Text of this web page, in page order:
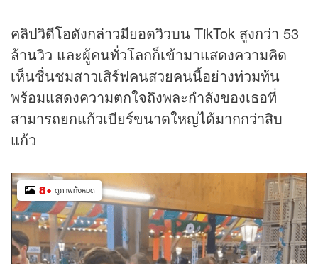
คลิปวิดีโอดังกล่าวมียอดวิวบน TikTok สูงกว่า 53
ล้านวิว และผู้คนทั่วโลกก็เข้ามาแสดงความคิด
เห็นชื่นชมสาวเสิร์ฟคนสวยคนนี้อย่างท่วมท้น
พร้อมแสดงความตกใจถึงพละกำลังของเธอที่
สามารถยกแก้วเบียร์ขนาดใหญ่ได้มากกว่าสิบ
แก้ว
8+ ดูภาพทั้งหมด